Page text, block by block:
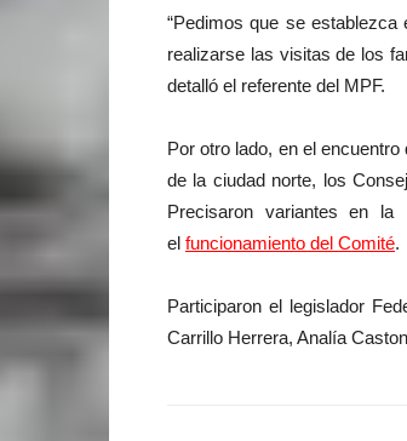
“Pedimos que se
realizarse las visitas de los
detalló el referente del MPF.
Por otro lado, en el
de la ciudad norte, los
Precisaron variantes en la
el funcionamiento del Comité.
Participaron el legislador
Carrillo Herrera, Analía